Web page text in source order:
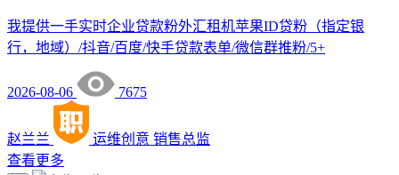
我提供一手实时企业贷款粉外汇租机苹果ID贷粉（指定银
行，地域）/抖音/百度/快手贷款表单/微信群推粉/5+
2026-08-06 7675
赵兰兰 运维创意 销售总监
查看更多